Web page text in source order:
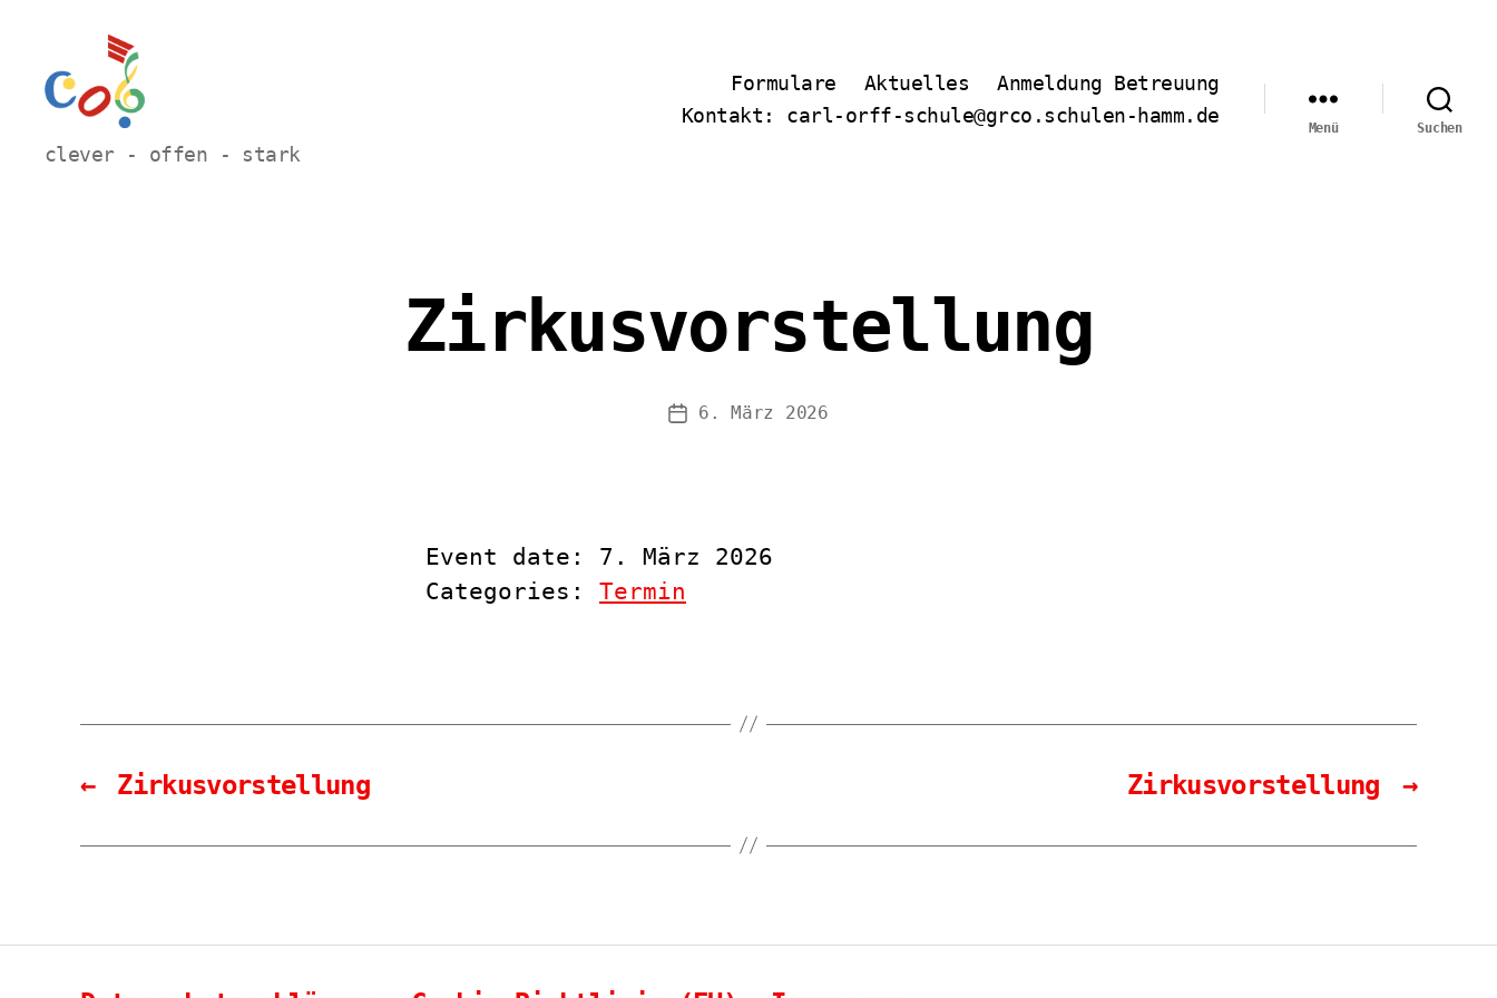
Carl-
Orff
clever - offen - stark
Formulare Aktuelles
Anmeldung Betreuung
Kontakt: carl-orff-schule@grco.schulen-hamm.de
Menü Suchen
Zirkusvorstellung
Veröffentlichungsdatum
6. März 2026
Event date: 7. März 2026
Categories: Termin
← Zirkusvorstellung →
Zirkusvorstellung